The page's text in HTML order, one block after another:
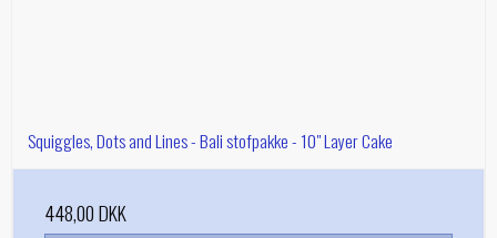
Squiggles, Dots and Lines - Bali stofpakke - 10" Layer Cake
448,00 DKK